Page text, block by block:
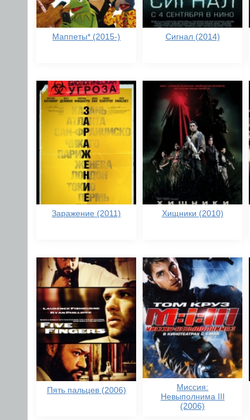
Маппеты* (2015-) Сигнал (2014)
Заражение (2011) Хищники (2010)
Пять пальцев (2006)
Миссия:
Невыполнима III
(2006)